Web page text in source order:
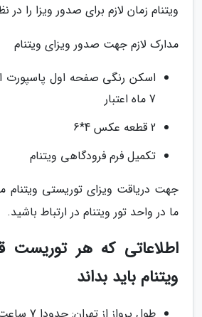
ویتنام زمان لازم برای صدور ویزا را در
مدارک لازم جهت صدور ویزای ویتنام
اسکن رنگی صفحه اول پاسپورت
7 ماه اعتبار
2 قطعه عکس 4*6
تکمیل فرم فرودگاهی ویتنام
جهت دریاقت ویزای توریستی ویتنام
ما در واحد تور ویتنام در ارتباط باشید.
اطلاعاتی که هر توریست
ویتنام باید بداند